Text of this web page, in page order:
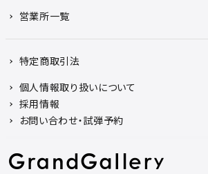
営業所一覧
特定商取引法
個人情報取り扱いについて
採用情報
お問い合わせ・試弾予約